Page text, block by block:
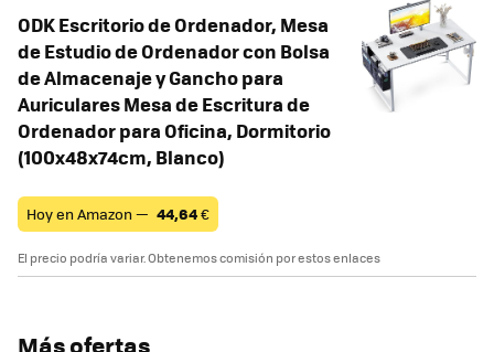
ODK Escritorio de Ordenador, Mesa
de Estudio de Ordenador con Bolsa
de Almacenaje y Gancho para
Auriculares Mesa de Escritura de
Ordenador para Oficina, Dormitorio
(100x48x74cm, Blanco)
Hoy en Amazon — 44,64€
El precio podría variar. Obtenemos comisión por estos enlaces